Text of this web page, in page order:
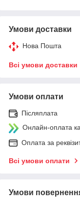
Умови доставки
Нова Пошта
Всі умови доставки
Умови оплати
Післяплата
Онлайн-оплата
Оплата за
Всі умови оплати
Умови